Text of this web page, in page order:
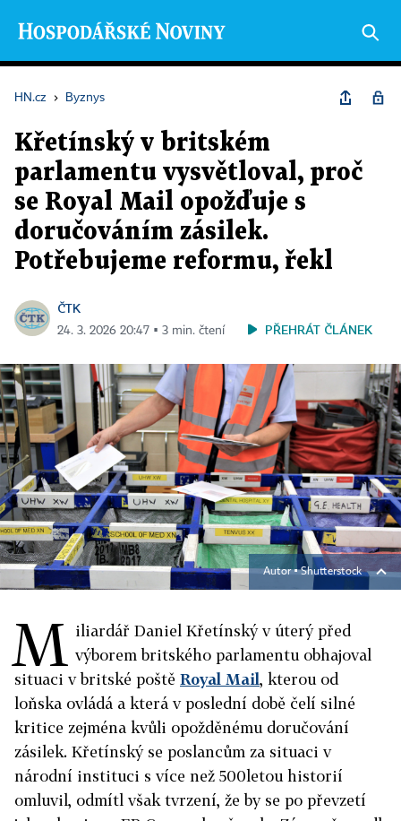
HN.cz › Byznys
Křetínský v britském
parlamentu vysvětloval, proč
se Royal Mail opožďuje s
doručováním zásilek.
Potřebujeme reformu, řekl
ČTK
24. 3. 2026 20:47 ▪ 3 min. čtení PŘEHRÁT ČLÁNEK
Autor ▪Shutterstock
M iliardář Daniel Křetínský v úterý před
výborem britského parlamentu obhajoval
situaci v britské poště Royal Mail, kterou od
loňska ovládá a která v poslední době čelí silné
kritice zejména kvůli opožděnému doručování
zásilek. Křetínský se poslancům za situaci v
národní instituci s více než 500letou historií
omluvil, odmítl však tvrzení, že by se po převzetí